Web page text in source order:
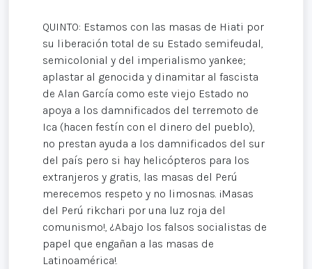
QUINTO: Estamos con las masas de Hiati por
su liberación total de su Estado semifeudal,
semicolonial y del imperialismo yankee;
aplastar al genocida y dinamitar al fascista
de Alan García como este viejo Estado no
apoya a los damnificados del terremoto de
Ica (hacen festín con el dinero del pueblo),
no prestan ayuda a los damnificados del sur
del país pero si hay helicópteros para los
extranjeros y gratis, las masas del Perú
merecemos respeto y no limosnas. ¡Masas
del Perú rikchari por una luz roja del
comunismo!, ¿Abajo los falsos socialistas de
papel que engañan a las masas de
Latinoamérica!.